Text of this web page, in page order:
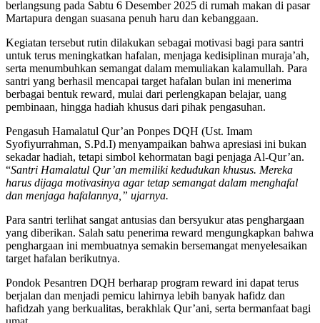
Kegiatan tersebut rutin dilakukan sebagai motivasi bagi para santri
serta menumbuhkan semangat dalam memuliakan kalamullah. Para
santri yang berhasil mencapai target hafalan bulan ini menerima
berbagai bentuk reward, mulai dari perlengkapan belajar, uang
pembinaan, hingga hadiah khusus dari pihak pengasuhan.
Pengasuh Hamalatul Qur’an Ponpes DQH (Ust. Imam
sekadar hadiah, tetapi simbol kehormatan bagi penjaga Al-Qur’an.
“Santri Hamalatul Qur’an memiliki kedudukan khusus. Mereka
harus dijaga motivasinya agar tetap semangat dalam menghafal
dan menjaga hafalannya,” ujarnya.
Para santri terlihat sangat antusias dan bersyukur atas penghargaan
penghargaan ini membuatnya semakin bersemangat menyelesaikan
target hafalan berikutnya.
Pondok Pesantren DQH berharap program reward ini dapat terus
hafidzah yang berkualitas, berakhlak Qur’ani, serta bermanfaat bagi
umat.
Baca juga artikel: